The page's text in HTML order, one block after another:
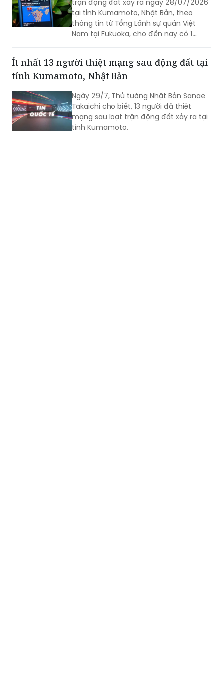
đất tại Nhật Bản
Bộ Ngoại giao cho biết, liên quan đến
trận động đất xảy ra ngày 28/07/2026
thông tin từ Tổng Lãnh sự quán Việt
Nam tại Fukuoka, cho đến nay có 1
công dân Việt Nam thiệt mạng và một
số công dân Việt Nam bị thương trong
trận động đất.
Ít nhất 13 người thiệt mạng sau động đất tại
tỉnh Kumamoto, Nhật Bản
Ngày 29/7, Thủ tướng Nhật Bản Sanae